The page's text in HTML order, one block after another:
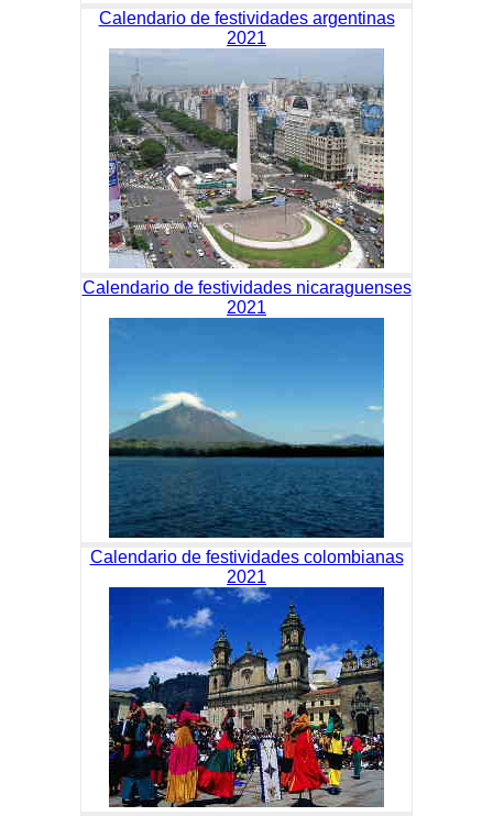
Calendario de festividades argentinas
2021
Calendario de festividades nicaraguenses
2021
Calendario de festividades colombianas
2021